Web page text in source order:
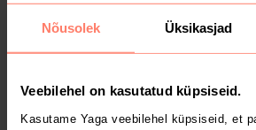
Nõusolek Üksikasjad
Veebilehel on kasutatud küpsiseid.
Kasutame Yaga veebilehel küpsiseid, et